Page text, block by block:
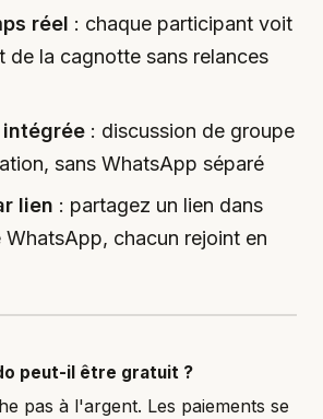
réel : chaque participant voit
de la cagnotte sans relances
: discussion de groupe
sans WhatsApp séparé
lien : partagez un lien dans
chacun rejoint en
peut-il être gratuit ?
pas à l'argent. Les paiements se